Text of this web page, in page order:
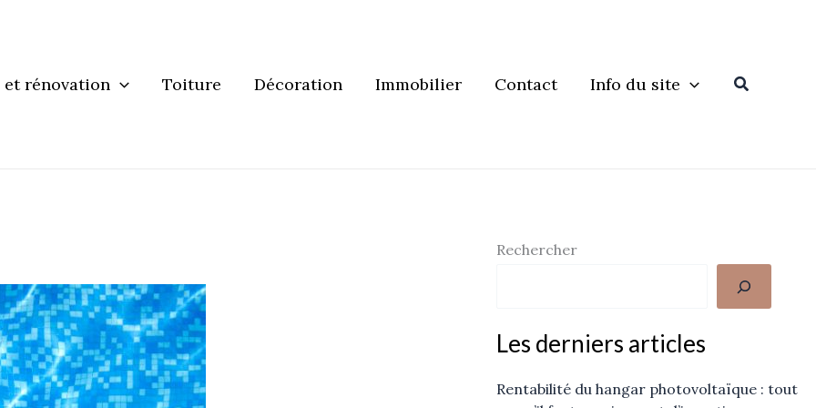
et rénovation Toiture Décoration Immobilier Contact Info du site
Rechercher
Les derniers articles
Rentabilité du hangar photovoltaïque : tout